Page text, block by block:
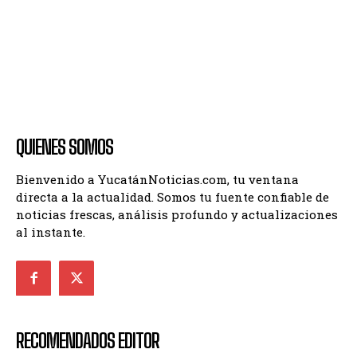
QUIENES SOMOS
Bienvenido a YucatánNoticias.com, tu ventana
directa a la actualidad. Somos tu fuente confiable de
noticias frescas, análisis profundo y actualizaciones
al instante.
RECOMENDADOS EDITOR